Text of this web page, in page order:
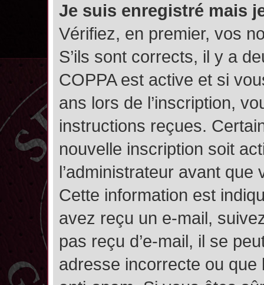
Je suis enregistré mais
Vérifiez, en premier, vos
S’ils sont corrects, il y a
COPPA est active et si
ans lors de l’inscription,
instructions reçues.
nouvelle inscription soit
l’administrateur avant
Cette information est
avez reçu un e-mail,
pas reçu d’e-mail, il se
adresse incorrecte ou que